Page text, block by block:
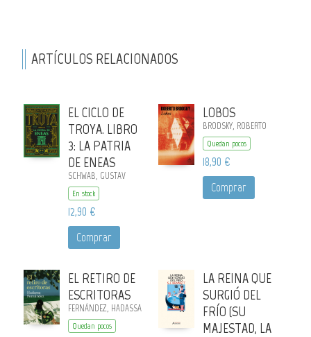
ARTÍCULOS RELACIONADOS
EL CICLO DE
TROYA. LIBRO
3: LA PATRIA
DE ENEAS
SCHWAB, GUSTAV
En stock
12,90 €
Comprar
LOBOS
BRODSKY, ROBERTO
Quedan pocos
18,90 €
Comprar
EL RETIRO DE
ESCRITORAS
FERNÁNDEZ, HADASSA
Quedan pocos
LA REINA QUE
SURGIÓ DEL
FRÍO (SU
MAJESTAD, LA